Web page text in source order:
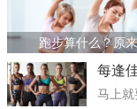
跑步算什么？原
每逢
马上